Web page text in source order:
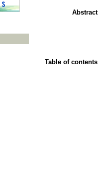
Abstract
Table of contents